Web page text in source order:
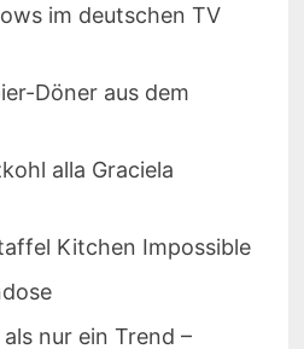
im deutschen TV
Döner aus dem
alla Graciela
Kitchen Impossible
nur ein Trend –